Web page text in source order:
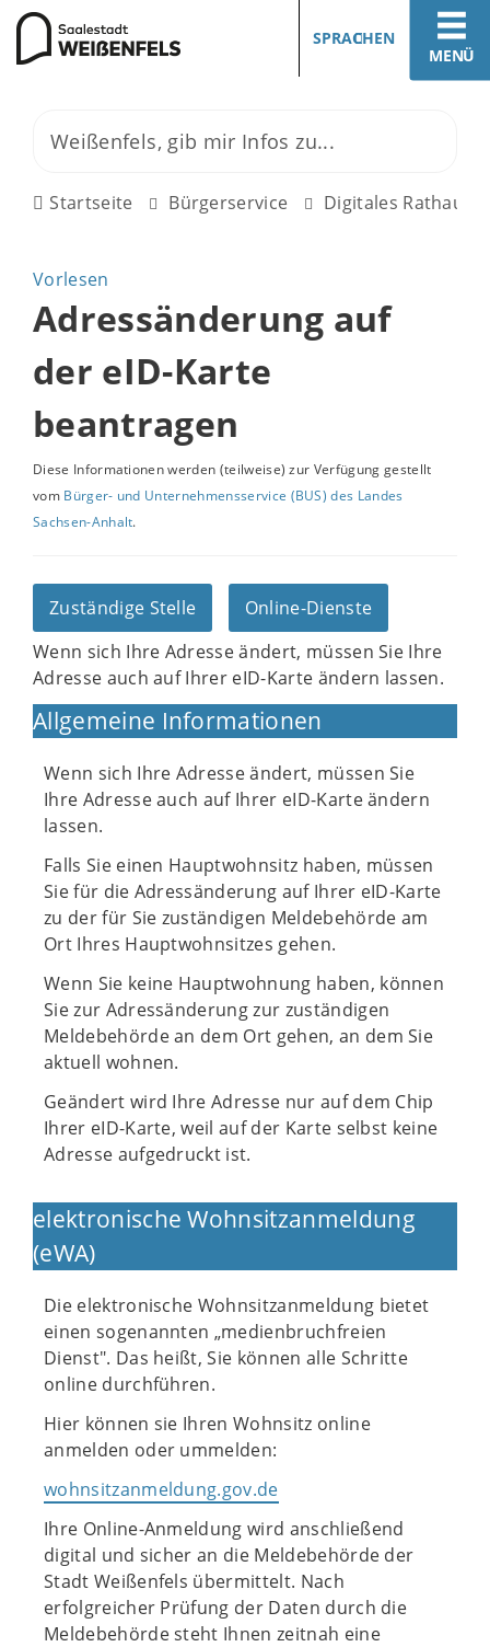
MENÜ
SPRACHEN
Startseite Bürgerservice Digitales Rathaus
Vorlesen
Adressänderung auf
der eID-Karte
beantragen
Diese Informationen werden (teilweise) zur Verfügung gestellt
vom Bürger- und Unternehmensservice (BUS) des Landes
Sachsen-Anhalt.
Zuständige Stelle
Online-Dienste
Wenn sich Ihre Adresse ändert, müssen Sie Ihre
Adresse auch auf Ihrer eID-Karte ändern lassen.
Allgemeine Informationen
Wenn sich Ihre Adresse ändert, müssen Sie
Ihre Adresse auch auf Ihrer eID-Karte ändern
lassen.
Falls Sie einen Hauptwohnsitz haben, müssen
Sie für die Adressänderung auf Ihrer eID-Karte
zu der für Sie zuständigen Meldebehörde am
Ort Ihres Hauptwohnsitzes gehen.
Wenn Sie keine Hauptwohnung haben, können
Sie zur Adressänderung zur zuständigen
Meldebehörde an dem Ort gehen, an dem Sie
aktuell wohnen.
Geändert wird Ihre Adresse nur auf dem Chip
Ihrer eID-Karte, weil auf der Karte selbst keine
Adresse aufgedruckt ist.
elektronische Wohnsitzanmeldung
(eWA)
Die elektronische Wohnsitzanmeldung bietet
einen sogenannten „medienbruchfreien
Dienst". Das heißt, Sie können alle Schritte
online durchführen.
Hier können sie Ihren Wohnsitz online
anmelden oder ummelden:
wohnsitzanmeldung.gov.de
Ihre Online-Anmeldung wird anschließend
digital und sicher an die Meldebehörde der
Stadt Weißenfels übermittelt. Nach
erfolgreicher Prüfung der Daten durch die
Meldebehörde steht Ihnen zeitnah eine